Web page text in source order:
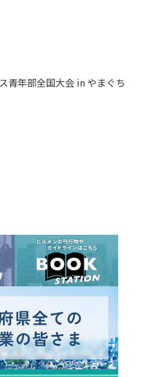
青年部全国大会 in やまぐち